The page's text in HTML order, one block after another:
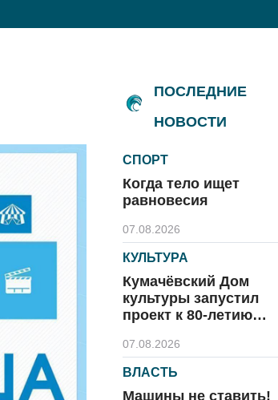
ПОСЛЕДНИЕ
НОВОСТИ
СПОРТ
Когда тело ищет
равновесия
07.08.2026
КУЛЬТУРА
Кумачёвский Дом
культуры запустил
проект к 80-летию
07.08.2026
ВЛАСТЬ
Машины не ставить!